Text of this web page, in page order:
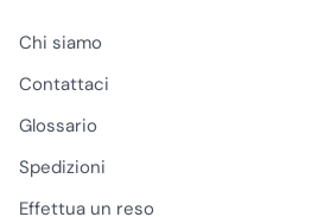
Chi siamo
Contattaci
Glossario
Spedizioni
Effettua un reso